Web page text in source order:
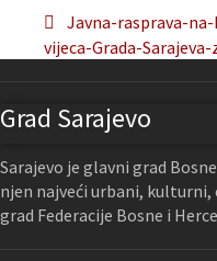
Javna-rasprava-
vijeca-Grada-
Grad Sarajevo
Sarajevo je glavni grad
njen najveći urbani,
grad Federacije Bosne i